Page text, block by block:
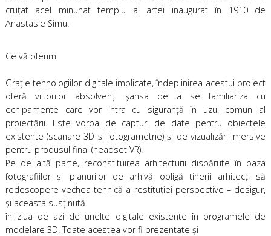
cruţat acel minunat templu al artei inaugurat în 1910 de
Anastasie Simu.
Ce vă oferim
Graţie tehnologiilor digitale implicate, îndeplinirea acestui proiect
oferă viitorilor absolvenţi şansa de a se familiariza cu
echipamente care vor intra cu siguranţă în uzul comun al
proiectării. Este vorba de capturi de date pentru obiectele
existente (scanare 3D şi fotogrametrie) şi de vizualizări imersive
pentru produsul final (headset VR).
Pe de altă parte, reconstituirea arhitecturii dispărute în baza
fotografiilor şi planurilor de arhivă obligă tinerii arhitecţi să
redescopere vechea tehnică a restituţiei perspective – desigur,
şi aceasta susţinută.
în ziua de azi de unelte digitale existente în programele de
modelare 3D. Toate acestea vor fi prezentate şi